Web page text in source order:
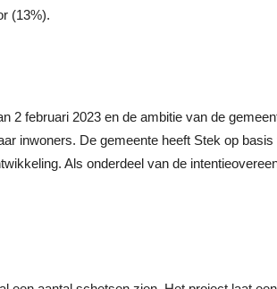
(13%).
2 februari 2023 en de ambitie van de
inwoners. De gemeente heeft Stek op
Als onderdeel van de